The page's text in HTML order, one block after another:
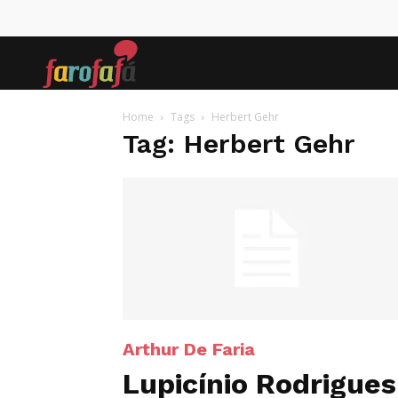
Home Tags Herbert Gehr
Tag: Herbert Gehr
Arthur De Faria
Lupicínio Rodrigues